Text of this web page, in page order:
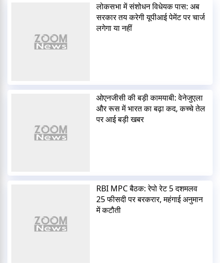
लोकसभा में संशोधन विधेयक पास: अब
सरकार तय करेगी यूपीआई पेमेंट पर चार्ज
लगेगा या नहीं
ओएनजीसी की बड़ी कामयाबी: वेनेजुएला
और रूस में भारत का बढ़ा कद, कच्चे तेल
पर आई बड़ी खबर
RBI MPC बैठक: रेपो रेट 5 दशमलव
25 फीसदी पर बरकरार, महंगाई अनुमान
में कटौती